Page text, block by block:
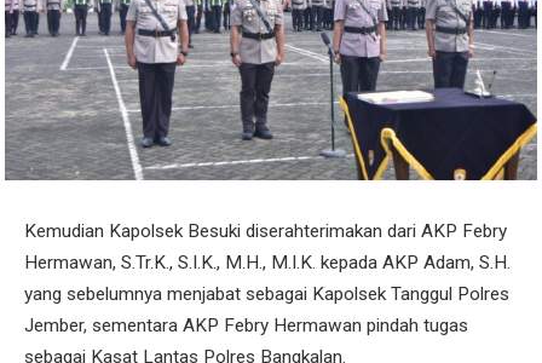
Kemudian Kapolsek Besuki diserahterimakan dari AKP Febry
Hermawan, S.Tr.K., S.I.K., M.H., M.I.K. kepada AKP Adam, S.H.
yang sebelumnya menjabat sebagai Kapolsek Tanggul Polres
Jember, sementara AKP Febry Hermawan pindah tugas
sebagai Kasat Lantas Polres Bangkalan.